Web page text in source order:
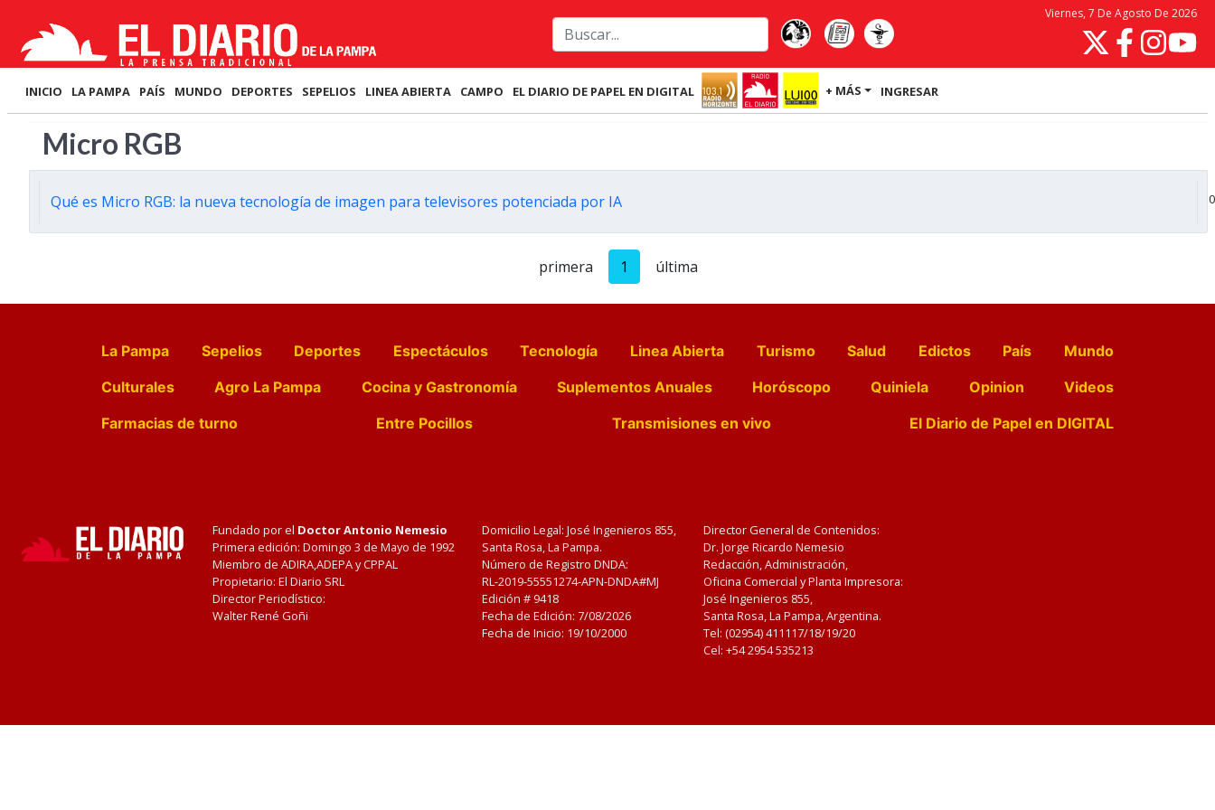
Viernes, 7 De Agosto De 2026
INICIO LA PAMPA PAÍS MUNDO DEPORTES SEPELIOS LINEA ABIERTA CAMPO EL DIARIO DE PAPEL EN DIGITAL + MÁS INGRESAR
Micro RGB
Qué es Micro RGB: la nueva tecnología de imagen para televisores potenciada por IA
primera 1 última
La Pampa Sepelios Deportes Espectáculos Tecnología Linea Abierta Turismo Salud Edictos País
Mundo
Culturales
Agro La Pampa Cocina y Gastronomía Suplementos Anuales Horóscopo Quiniela Opinion
Videos
Farmacias de turno
Entre Pocillos Transmisiones en vivo El Diario de Papel en DIGITAL
Fundado por el Doctor Antonio Nemesio
Primera edición: Domingo 3 de Mayo de 1992
Miembro de ADIRA,ADEPA y CPPAL
Propietario: El Diario SRL
Director Periodístico:
Walter René Goñi
Domicilio Legal: José Ingenieros 855,
Santa Rosa, La Pampa.
Número de Registro DNDA:
RL-2019-55551274-APN-DNDA#MJ
Edición # 9418
Fecha de Edición: 7/08/2026
Fecha de Inicio: 19/10/2000
Director General de Contenidos:
Dr. Jorge Ricardo Nemesio
Redacción, Administración,
Oficina Comercial y Planta Impresora:
José Ingenieros 855,
Santa Rosa, La Pampa, Argentina.
Tel: (02954) 411117/18/19/20
Cel: +54 2954 535213